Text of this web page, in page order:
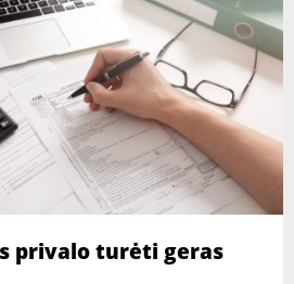
privalo turėti geras